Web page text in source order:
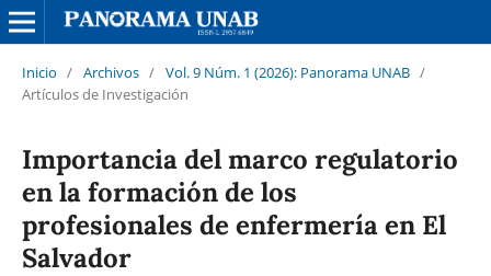
Inicio / Archivos / Vol. 9 Núm. 1 (2026): Panorama UNAB /
Artículos de Investigación
Importancia del marco regulatorio
en la formación de los
profesionales de enfermería en El
Salvador